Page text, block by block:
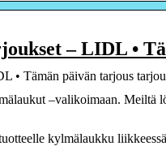
– LIDL •
Tämän päivän tarjous
–valikoimaan. Meiltä
kylmälaukku